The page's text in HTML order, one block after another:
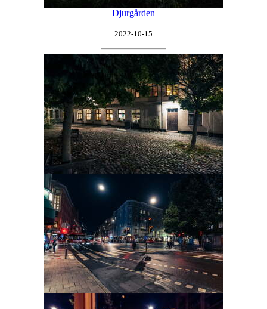
Djurgården
2022-10-15